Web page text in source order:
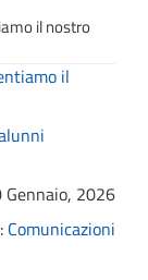
il nostro
il
Gennaio, 2026
Comunicazioni